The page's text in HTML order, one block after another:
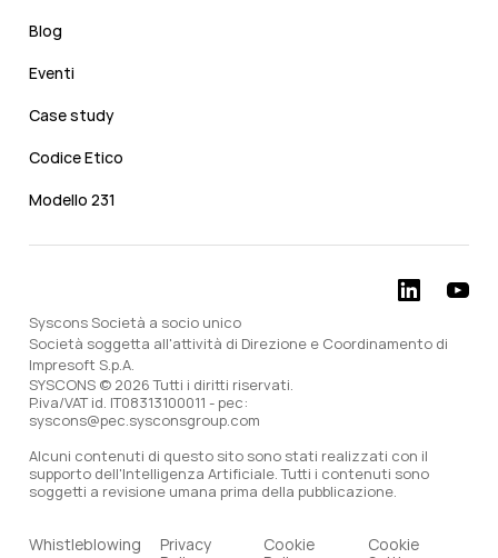
Blog
Eventi
Case study
Codice Etico
Modello 231
Syscons Società a socio unico
Società soggetta all'attività di Direzione e Coordinamento di
Impresoft S.p.A.
SYSCONS © 2026 Tutti i diritti riservati.
P.iva/VAT id. IT08313100011 - pec:
syscons@pec.sysconsgroup.com
Alcuni contenuti di questo sito sono stati realizzati con il
supporto dell'Intelligenza Artificiale. Tutti i contenuti sono
soggetti a revisione umana prima della pubblicazione.
Whistleblowing
Privacy
Cookie
Cookie